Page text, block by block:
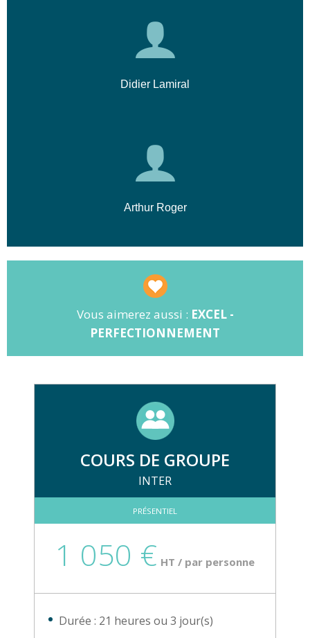
autonome dans votre travail quotidien sur
Didier Lamiral
Arthur Roger
Vous aimerez aussi : EXCEL -
PERFECTIONNEMENT
COURS DE GROUPE
INTER
PRÉSENTIEL
1 050 € HT / par personne
Durée : 21 heures ou 3 jour(s)